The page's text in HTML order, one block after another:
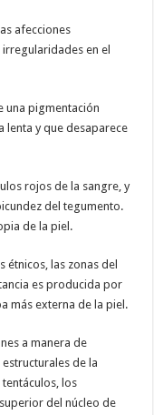
afecciones
irregularidades en el
una pigmentación
lenta y que desaparece
rojos de la sangre, y
del tegumento.
de la piel.
étnicos, las zonas del
es producida por
más externa de la piel.
a manera de
de la
los
del núcleo de